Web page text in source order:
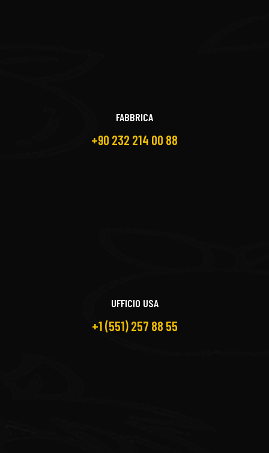
FABBRICA
+90 232 214 00 88
UFFICIO USA
+1 (551) 257 88 55